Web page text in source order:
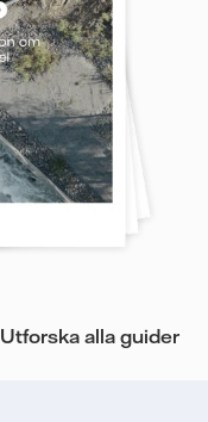
Utforska alla guider